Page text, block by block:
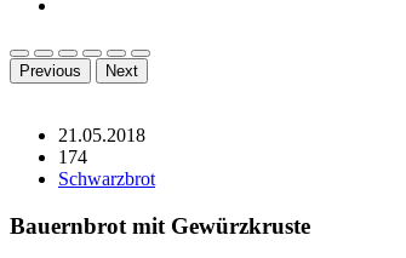
Previous Next
21.05.2018
174
Schwarzbrot
Bauernbrot mit Gewürzkruste